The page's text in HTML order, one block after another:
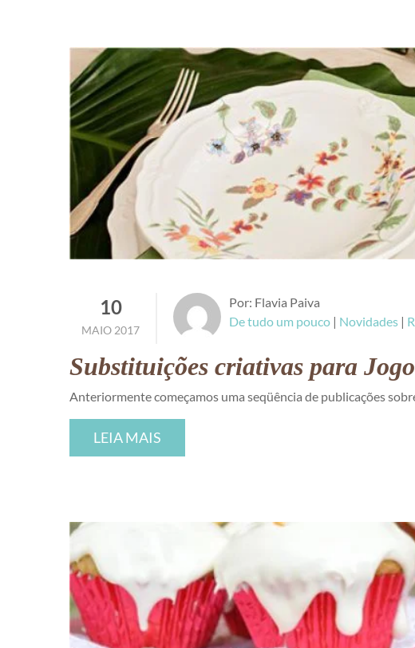
10
MAIO 2017
Por: Flavia Paiva
De tudo um pouco | Novidades |
Substituições criativas para
Anteriormente começamos uma seqüência de publicações
LEIA MAIS